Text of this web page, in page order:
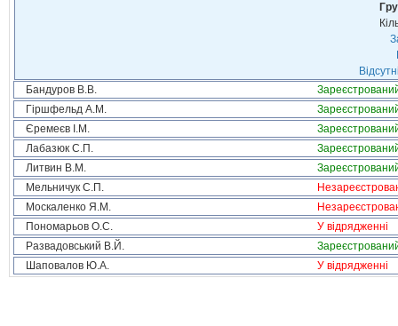
Бандуров В.В.
Гіршфельд А.М.
Єремеєв І.М.
Лабазюк С.П.
Литвин В.М.
Мельничук С.П.
Москаленко Я.М.
Пономарьов О.С.
У відрядженні
Развадовський В.Й.
Шаповалов Ю.А.
У відрядженні